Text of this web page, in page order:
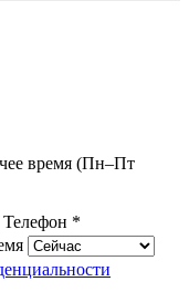
время (Пн–Пт
Телефон *